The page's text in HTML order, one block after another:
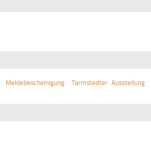
Meldebescheinigung Tarmstedter Ausstellung